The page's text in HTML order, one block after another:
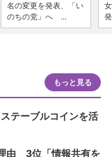
名の変更を発表、「い
のちの党」へ ...
もっと見る
テーブルコインを活
由 3位「情報共有を